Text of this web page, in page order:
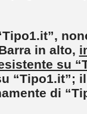
in alto,
su
“Tipo1.it”;
di